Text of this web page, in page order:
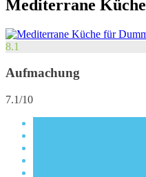
Mediterrane
8.1
Aufmachung
7.1/10